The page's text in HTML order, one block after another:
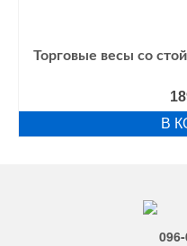
Торговые весы со
В